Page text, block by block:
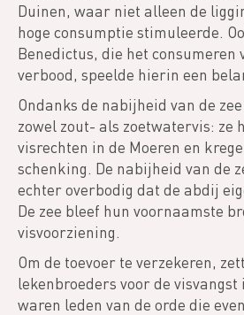
Duinen, waar niet alleen de
hoge consumptie stimuleerde.
Benedictus, die het consumeren
verbood, speelde hierin een
Ondanks de nabijheid van de
zowel zout- als zoetwatervis: ze
visrechten in de Moeren en
schenking. De nabijheid van de
echter overbodig dat de abdij
De zee bleef hun voornaamste
visvoorziening.
Om de toevoer te verzekeren,
lekenbroeders voor de
waren leden van de orde die